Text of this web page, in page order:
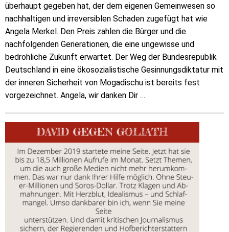
überhaupt gegeben hat, der dem eigenen Gemeinwesen so
nachhaltigen und irreversiblen Schaden zugefügt hat wie
Angela Merkel. Den Preis zahlen die Bürger und die
nachfolgenden Generationen, die eine ungewisse und
bedrohliche Zukunft erwartet. Der Weg der Bundesrepublik
Deutschland in eine ökosozialistische Gesinnungsdiktatur mit
der inneren Sicherheit von Mogadischu ist bereits fest
vorgezeichnet. Angela, wir danken Dir …